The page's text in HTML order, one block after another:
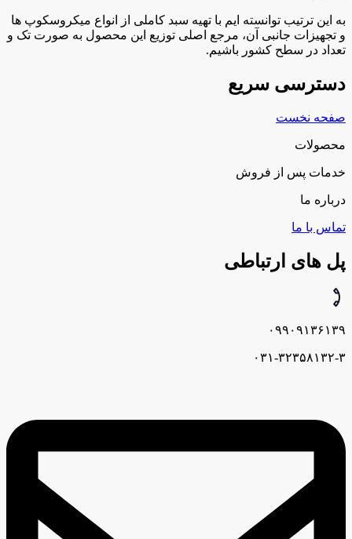
به این ترتیب توانسته ایم با تهیه سبد کاملی از انواع میکروسکوپ ها
و تجهیزات جانبی آن، مرجع اصلی توزیع این محصول به صورت تک و
تعداد در سطح کشور باشیم.
دسترسی سریع
صفحه نخست
محصولات
خدمات پس از فروش
درباره ما
تماس با ما
پل های ارتباطی
۰۹۹۰۹۱۳۶۱۳۹
۰۳۱-۳۲۳۵۸۱۳۲-۳